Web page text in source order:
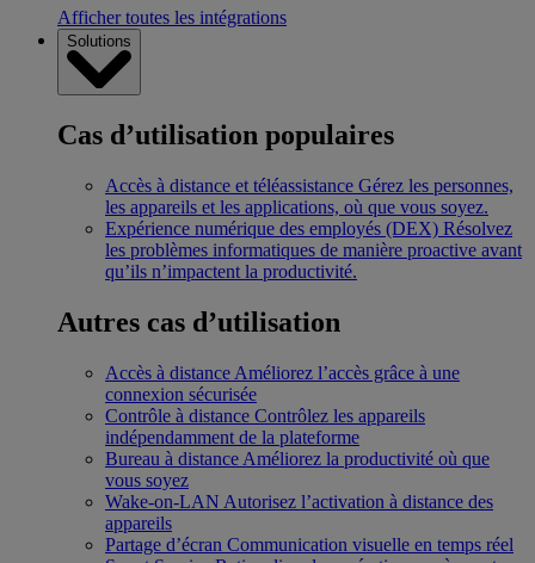
Afficher toutes les intégrations
Solutions
Cas d’utilisation populaires
Accès à distance et téléassistance Gérez les personnes,
les appareils et les applications, où que vous soyez.
Expérience numérique des employés (DEX) Résolvez
les problèmes informatiques de manière proactive avant
qu’ils n’impactent la productivité.
Autres cas d’utilisation
Accès à distance Améliorez l’accès grâce à une
connexion sécurisée
Contrôle à distance Contrôlez les appareils
indépendamment de la plateforme
Bureau à distance Améliorez la productivité où que
vous soyez
Wake-on-LAN Autorisez l’activation à distance des
appareils
Partage d’écran Communication visuelle en temps réel